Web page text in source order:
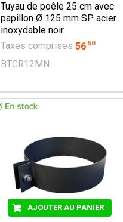
Tuyau de poêle 25 cm avec
papillon Ø 125 mm SP acier
inoxydable noir
Taxes comprises56.50
BTCR12MN
AJOUTER AU PANIER